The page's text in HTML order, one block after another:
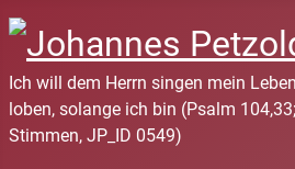
Ich will dem Herrn singen mein
loben, solange ich bin (Psalm
Stimmen, JP_ID 0549)